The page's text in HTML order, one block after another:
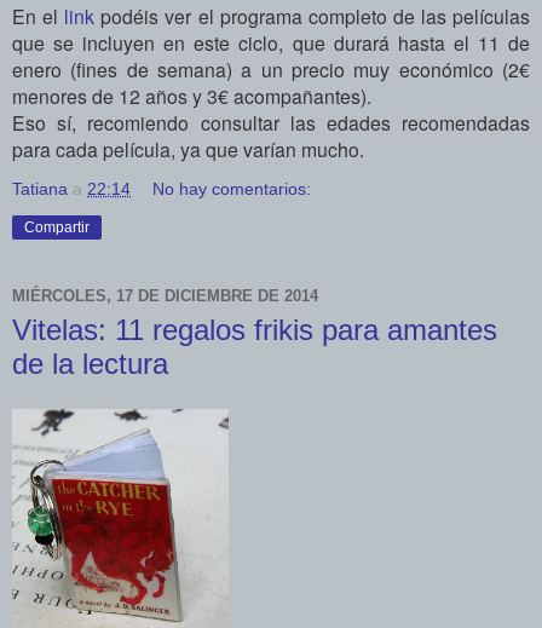
En el link podéis ver el programa completo de las películas
que se incluyen en este ciclo, que durará hasta el 11 de
enero (fines de semana) a un precio muy económico (2€
menores de 12 años y 3€ acompañantes).
Eso sí, recomiendo consultar las edades recomendadas
para cada película, ya que varían mucho.
Tatiana a 22:14 No hay comentarios:
Compartir
MIÉRCOLES, 17 DE DICIEMBRE DE 2014
Vitelas: 11 regalos frikis para amantes
de la lectura